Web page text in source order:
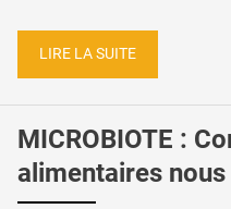
LIRE LA SUITE
MICROBIOTE :
alimentaires